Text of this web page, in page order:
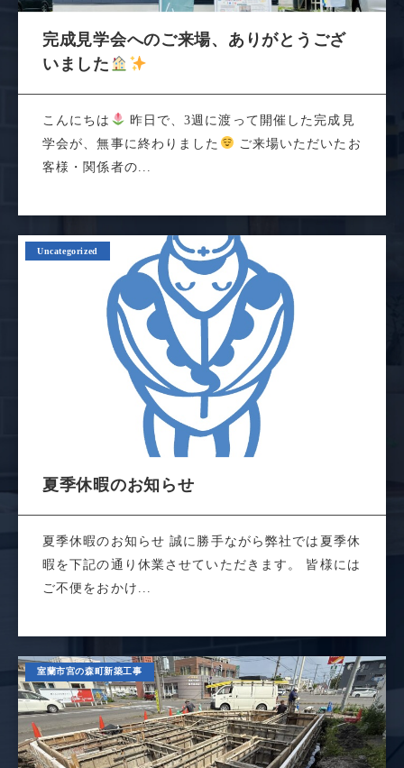
完成見学会へのご来場、ありがとうござ
いました
こんにちは
昨日で、3週に渡って開催した完成見
学会が、無事に終わりました
ご来場いただいたお
客様・関係者の...
Uncategorized
夏季休暇のお知らせ
夏季休暇のお知らせ 誠に勝手ながら弊社では夏季休
暇を下記の通り休業させていただきます。 皆様には
ご不便をおかけ...
室蘭市宮の森町新築工事